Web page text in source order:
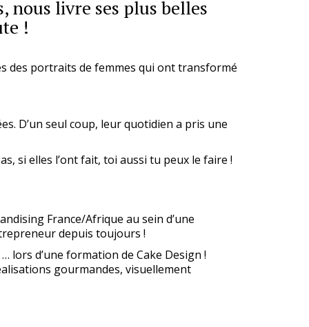
nous livre ses plus belles
!
des portraits de femmes qui ont transformé
D’un seul coup, leur quotidien a pris une
si elles l’ont fait, toi aussi tu peux le faire !
France/Afrique au sein d’une
depuis toujours !
lors d’une formation de Cake Design !
gourmandes, visuellement